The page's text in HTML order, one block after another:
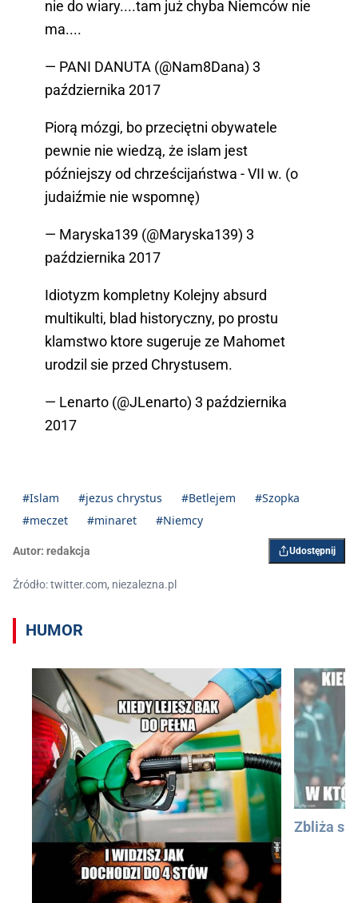
nie do wiary....tam już chyba Niemców nie
ma....
— PANI DANUTA (@Nam8Dana) 3
października 2017
Piorą mózgi, bo przeciętni obywatele
pewnie nie wiedzą, że islam jest
późniejszy od chrześcijaństwa - VII w. (o
judaiźmie nie wspomnę)
— Maryska139 (@Maryska139) 3
października 2017
Idiotyzm kompletny Kolejny absurd
multikulti, blad historyczny, po prostu
klamstwo ktore sugeruje ze Mahomet
urodzil sie przed Chrystusem.
— Lenarto (@JLenarto) 3 października
2017
#Islam #jezus chrystus #Betlejem
#Szopka
#meczet
#minaret #Niemcy
Autor: redakcja Udostępnij
Źródło: twitter.com, niezalezna.pl
HUMOR
Zbliża się